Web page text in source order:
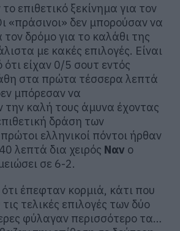
επιθετικό ξεκίνημα για τον
«πράσινοι» δεν μπορούσαν να
τον δρόμο για το καλάθι της
με κακές επιλογές. Είναι
είχαν 0/5 σουτ εντός
στα πρώτα τέσσερα λεπτά
μπόρεσαν να
την καλή τους άμυνα έχοντας
δράση των
ελληνικοί πόντοι ήρθαν
λεπτά δια χειρός Ναν ο
σε 6-2.
ότι έπεφταν κορμιά, κάτι που
τελικές επιλογές των δύο
φύλαγαν περισσότερο τα…